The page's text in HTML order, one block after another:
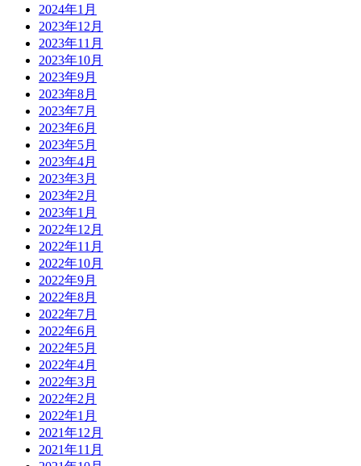
2024年1月
2023年12月
2023年11月
2023年10月
2023年9月
2023年8月
2023年7月
2023年6月
2023年5月
2023年4月
2023年3月
2023年2月
2023年1月
2022年12月
2022年11月
2022年10月
2022年9月
2022年8月
2022年7月
2022年6月
2022年5月
2022年4月
2022年3月
2022年2月
2022年1月
2021年12月
2021年11月